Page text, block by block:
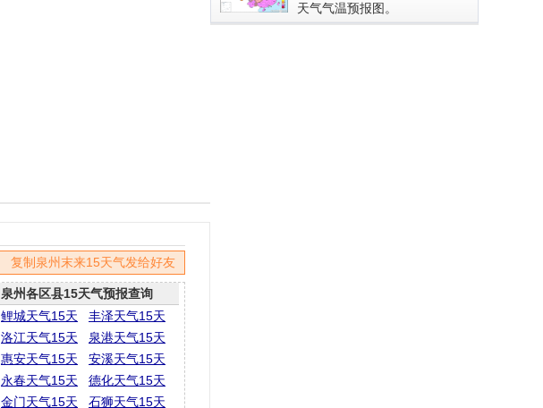
复制泉州末来15天气发给好友
泉州各区县15天气预报查询
鲤城天气15天
丰泽天气15天
洛江天气15天
泉港天气15天
惠安天气15天
安溪天气15天
永春天气15天
德化天气15天
金门天气15天
石狮天气15天
天气气温预报图。